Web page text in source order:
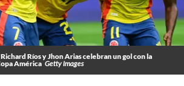
Ríos y Jhon Arias celebran un gol con la
América Getty Images